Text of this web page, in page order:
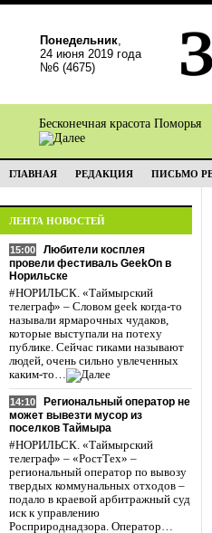
Понедельник,
24 июня 2019 года
№6 (4675)
Бесконечная красота Поморья
ГЛАВНАЯ РЕДАКЦИЯ ПИСЬМО
ЛЕНТА НОВОСТЕЙ
15:00
Любители косплея
провели фестиваль GeekOn в
Норильске
#НОРИЛЬСК. «Таймырский
телеграф» – Словом geek когда-то
называли ярмарочных чудаков,
которые выступали на потеху
публике. Сейчас гиками называют
людей, очень сильно увлеченных
каким-то…
14:10
Региональный оператор не
может вывезти мусор из
поселков Таймыра
#НОРИЛЬСК. «Таймырский
телеграф» – «РостТех» –
региональный оператор по вывозу
твердых коммунальных отходов –
подало в краевой арбитражный суд
иск к управлению
Росприроднадзора. Оператор…